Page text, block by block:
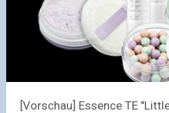
[Vorschau] Essence TE